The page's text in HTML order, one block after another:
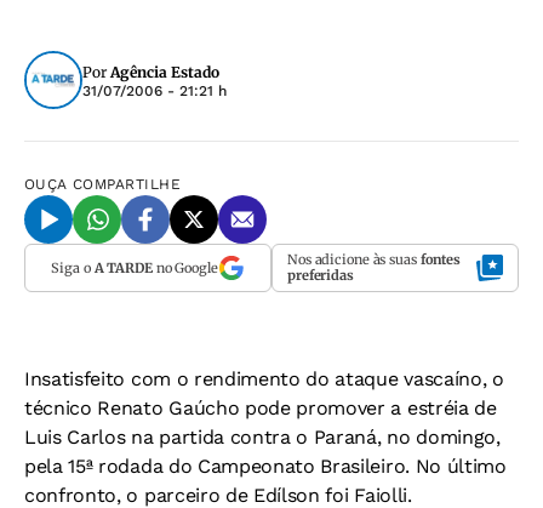
PorAgência Estado
31/07/2006 - 21:21 h
OUÇA COMPARTILHE
Siga o A TARDEno Google Nos adicione às suas fontes
preferidas
Insatisfeito com o rendimento do ataque vascaíno, o
técnico Renato Gaúcho pode promover a estréia de
Luis Carlos na partida contra o Paraná, no domingo,
pela 15ª rodada do Campeonato Brasileiro. No último
confronto, o parceiro de Edílson foi Faiolli.